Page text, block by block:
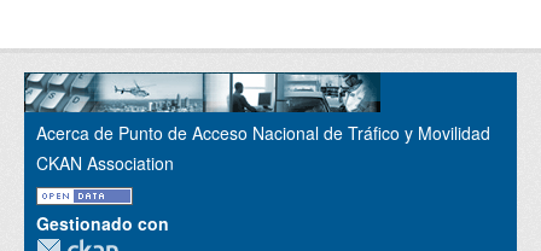
Acerca de Punto de Acceso Nacional de Tráfico y Movilidad
CKAN Association
Gestionado con